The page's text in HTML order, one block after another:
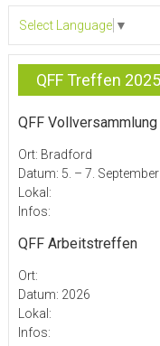
Select Language ▼
QFF Treffen 2025
QFF Vollversammlung
Ort: Bradford
Datum: 5. – 7.
Lokal:
Infos:
QFF Arbeitstreffen
Ort:
Datum: 2026
Lokal:
Infos: